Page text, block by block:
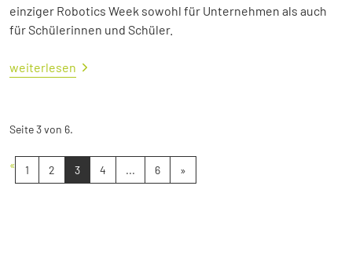
einziger Robotics Week sowohl für Unternehmen als auch
für Schülerinnen und Schüler.
weiterlesen
Seite 3 von 6.
« 1 2 3 4 ... 6 »